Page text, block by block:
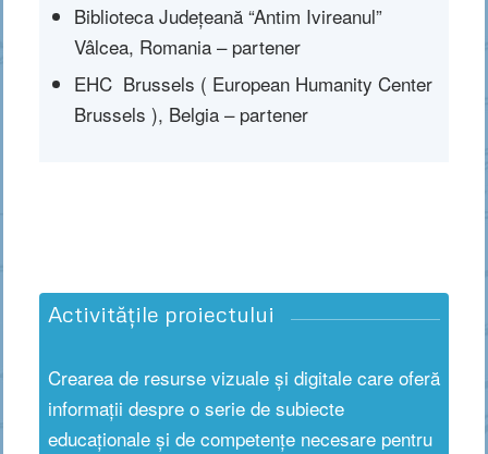
Biblioteca Județeană “Antim Ivireanul”
Vâlcea, Romania – partener
EHC Brussels ( European Humanity Center
Brussels ), Belgia – partener
Activitățile proiectului
Crearea de resurse vizuale și digitale care oferă
informații despre o serie de subiecte
educaționale și de competențe necesare pentru